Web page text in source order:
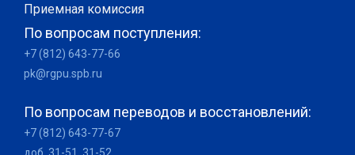
Приемная комиссия
По вопросам поступления:
+7 (812) 643-77-66
pk@rgpu.spb.ru
По вопросам переводов и восстановлений:
+7 (812) 643-77-67